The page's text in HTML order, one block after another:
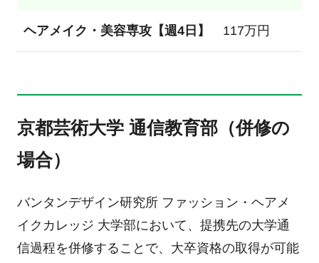
ヘアメイク・美容専攻【週4日】 117万円
京都芸術大学 通信教育部（併修の
場合）
バンタンデザイン研究所 ファッション・ヘアメ
イクカレッジ 大学部において、提携先の大学通
信過程を併修することで、大卒資格の取得が可能